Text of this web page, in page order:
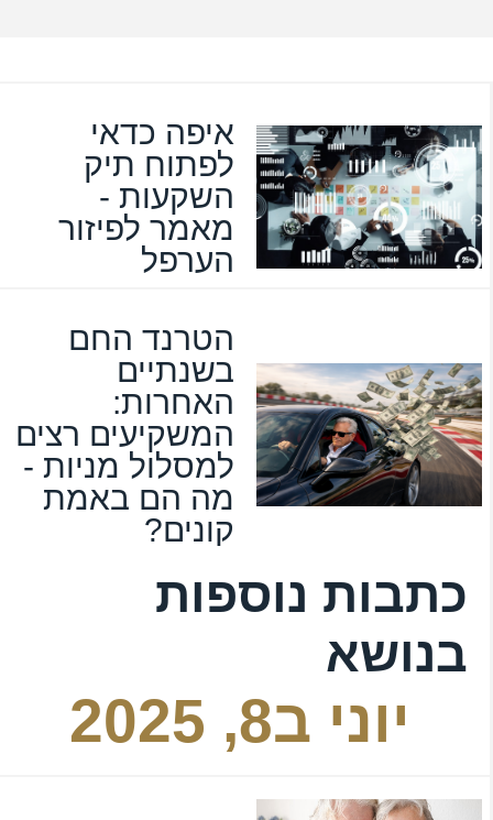
איפה כדאי
לפתוח תיק
השקעות -
מאמר לפיזור
הערפל
הטרנד החם
בשנתיים
האחרות:
המשקיעים רצים
למסלול מניות -
מה הם באמת
קונים?
כתבות נוספות
בנושא
יוני ב8, 2025